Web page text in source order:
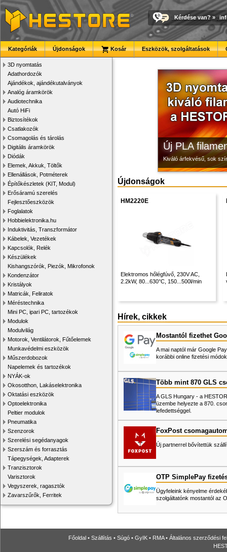
Kérdése van? »
Kategóriák Újdonságok Kosár Eszközök, szolgáltatások
3D nyomtatás
Adathordozók
Ajándékok, ajándékutalványok
Analóg áramkörök
Audiotechnika
Autó HiFi
Biztosítékok
Csatlakozók
Csomagolás és tárolás
Digitális áramkörök
Diódák
Elemek, Akkuk, Töltők
Ellenállások, Potméterek
Építőkészletek (KIT, Modul)
Erősáramú szerelés
Fejlesztőeszközök
Foglalatok
Hobbielektronika.hu
Induktivitás, Transzformátor
Kábelek, Vezetékek
Kapcsolók, Relék
Készülékek
Kishangszórók, Piezók, Mikrofonok
Kondenzátor
Kristályok
Matricák, Feliratok
Méréstechnika
Mini PC, ipari PC, tartozékok
Modulok
Modulvilág
Motorok, Ventilátorok, Fűtőelemek
Munkavédelmi eszközök
Műszerdobozok
Napelemek és tartozékok
NYÁK-ok
Okosotthon, Lakáselektronika
Oktatási eszközök
Optoelektronika
Peltier modulok
Pneumatika
Szenzorok
Szerelési segédanyagok
Szerszám és forrasztás
Tápegységek, Adapterek
Tranzisztorok
Varisztorok
Vegyszerek, ragasztók
Zavarszűrők, Ferritek
Új PLA
Kiváló árfekvésű, sok
Megbízható
3D nyomtató
Modulvilág
Újdonságok
HM2220E
Elektromos hőlégfúvő, 230V AC,
2.2kW, 80...630°C, 150...500l/min
Hírek, cikkek
Mostantól fizethet
A mai naptól már Google
korábbi online fizetési
Több mint 870 GLS
A GLS Hungary - a
üzembe helyezte a 870.
lefedettséggel.
FoxPost
Új partnerrel bővítettük
OTP SimplePay
Ügyfeleink kényelme
szolgáltatónk mostantól az
Főoldal • Szállítás • Súgó • GyIK • RMA• Általános szerződési